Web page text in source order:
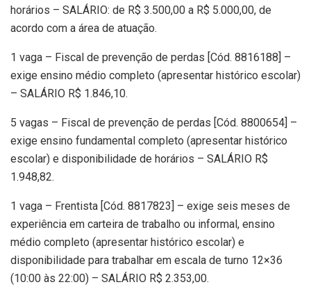
horários – SALÁRIO: de R$ 3.500,00 a R$ 5.000,00, de
acordo com a área de atuação.
1 vaga – Fiscal de prevenção de perdas [Cód. 8816188] –
exige ensino médio completo (apresentar histórico escolar)
– SALÁRIO R$ 1.846,10.
5 vagas – Fiscal de prevenção de perdas [Cód. 8800654] –
exige ensino fundamental completo (apresentar histórico
escolar) e disponibilidade de horários – SALÁRIO R$
1.948,82.
1 vaga – Frentista [Cód. 8817823] – exige seis meses de
experiência em carteira de trabalho ou informal, ensino
médio completo (apresentar histórico escolar) e
disponibilidade para trabalhar em escala de turno 12×36
(10:00 às 22:00) – SALÁRIO R$ 2.353,00.